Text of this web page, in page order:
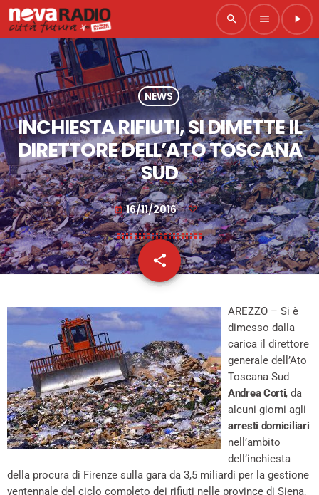
search menu play_arrow
NEWS
INCHIESTA RIFIUTI, SI DIMETTE IL
DIRETTORE DELL’ATO TOSCANA
SUD
today 16/11/2016
share
email
AREZZO – Si è
dimesso dalla
carica il direttore
generale dell’Ato
Toscana Sud
Andrea Corti, da
alcuni giorni agli
arresti domiciliari
nell’ambito
dell’inchiesta
della procura di Firenze sulla gara da 3,5 miliardi per la gestione
ventennale del ciclo completo dei rifiuti nelle province di Siena,